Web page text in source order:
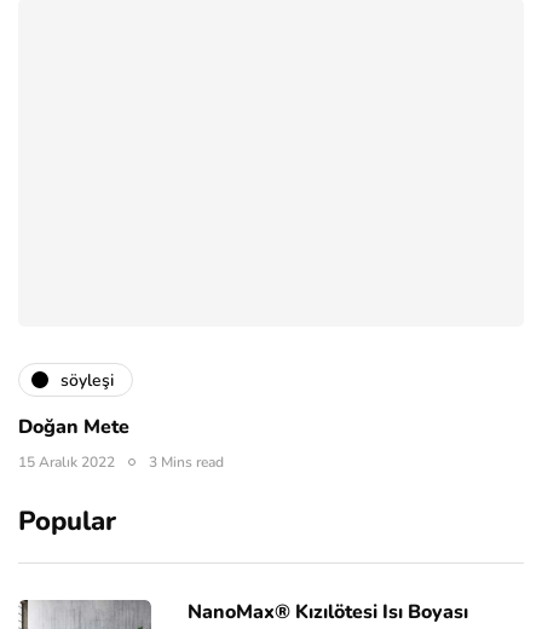
söyleşi
Doğan Mete
15 Aralık 2022 3 Mins read
Popular
NanoMax® Kızılötesi Isı Boyası